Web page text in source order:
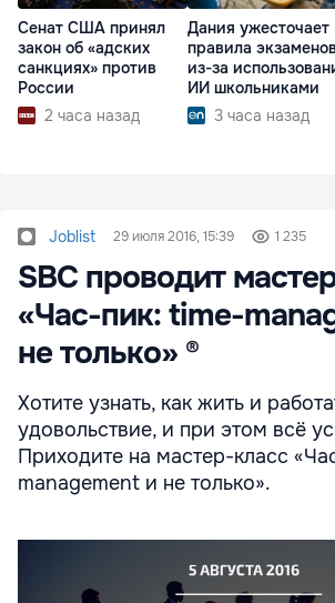
Сенат США принял
закон об «адских
санкциях» против
России
2 часа назад
Дания ужесточает
правила
из-за
ИИ школьниками
3 часа назад
Joblist 29 июля 2016, 15:39 1 235
SBC проводит
«Час-пик: time-
не только» ®
Хотите узнать, как жить и
удовольствие, и при этом всё
Приходите на мастер-класс
management и не только».